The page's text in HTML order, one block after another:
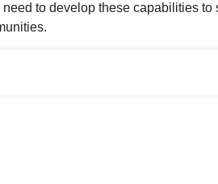
to develop these capabilities